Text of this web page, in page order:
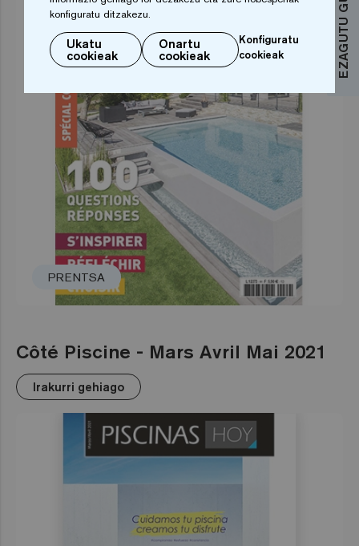
PRENTSA
Côté Piscine - Mars Avril Mai 2021
Irakurri gehiago
konfiguratu ditzakezu.
Ukatu
cookieak
Onartu
cookieak
Konfiguratu
cookieak